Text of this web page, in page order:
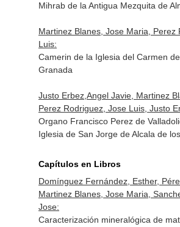
Mihrab de la Antigua Mezquita de
Martinez Blanes, Jose Maria, Perez
Luis:
Camerin de la Iglesia del Carmen
Granada
Justo Erbez,Angel Javie, Martinez
Perez Rodriguez, Jose Luis, Justo
Organo Francisco Perez de
Iglesia de San Jorge de Alcala de
Capítulos en Libros
Domínguez Fernández, Esther,
Martinez Blanes, Jose Maria,
Jose:
Caracterización mineralógica de